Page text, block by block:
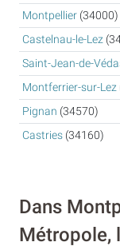
Montpellier (34000)
Castelnau-le-Lez
Saint-Jean-de-
Montferrier-sur-Lez
Pignan (34570)
Castries (34160)
Dans
Métropole,